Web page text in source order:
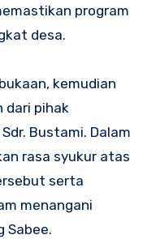
program
desa.
kemudian
dari pihak
Bustami. Dalam
rasa syukur atas
serta
menangani
Sabee.